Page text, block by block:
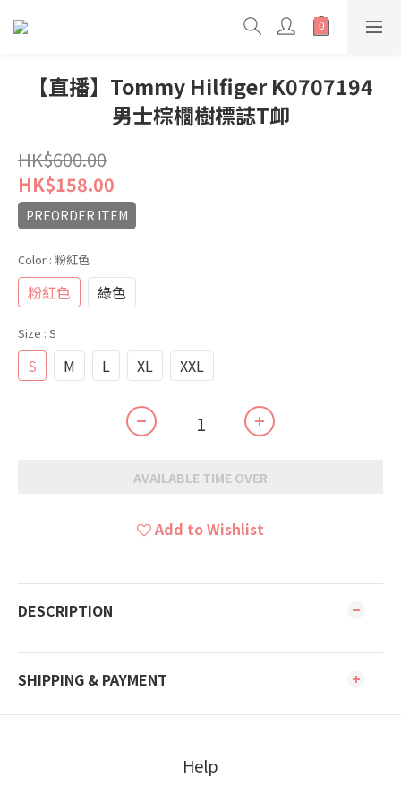
【直播】Tommy Hilfiger K0707194
男士棕櫚樹標誌T卹
HK$600.00
HK$158.00
PREORDER ITEM
Color : 粉紅色
粉紅色 綠色
Size : S
S M L XL XXL
AVAILABLE TIME OVER
Add to Wishlist
DESCRIPTION
SHIPPING & PAYMENT
Help